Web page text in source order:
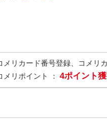
メリカード番号登録、コメリ
メリポイント ： 4ポイント